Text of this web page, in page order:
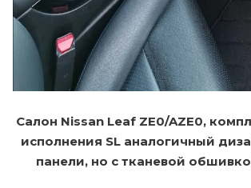
Салон Nissan Leaf ZE0/AZE0,
исполнения SL аналогичный
панели, но с тканевой